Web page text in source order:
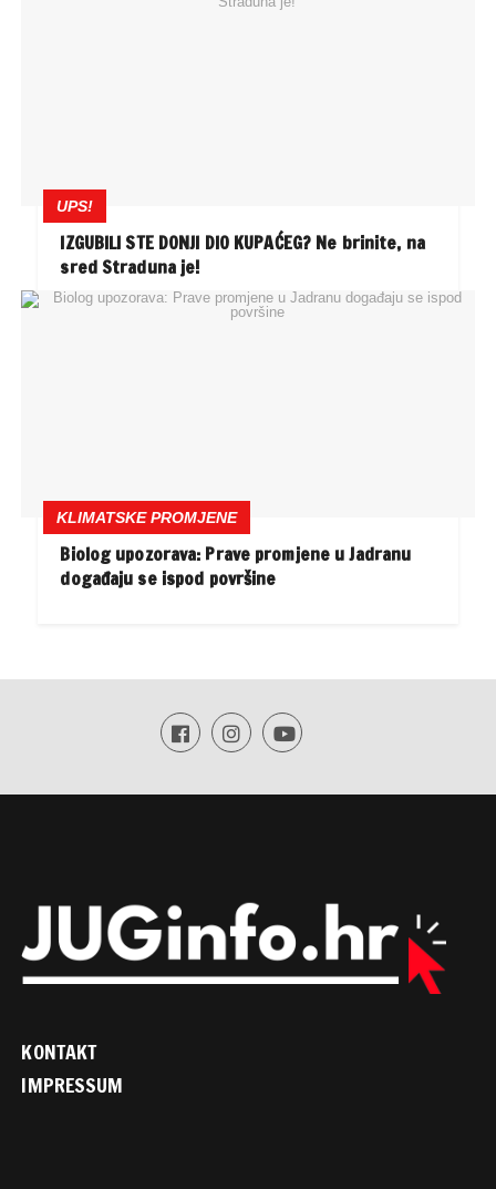
UPS!
IZGUBILI STE DONJI DIO KUPAĆEG? Ne brinite, na
sred Straduna je!
KLIMATSKE PROMJENE
Biolog upozorava: Prave promjene u Jadranu
događaju se ispod površine
KONTAKT
IMPRESSUM